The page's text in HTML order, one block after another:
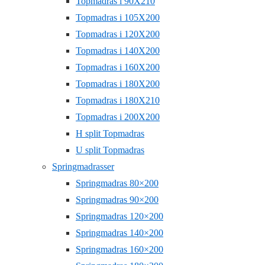
Topmadras i 105X200
Topmadras i 120X200
Topmadras i 140X200
Topmadras i 160X200
Topmadras i 180X200
Topmadras i 180X210
Topmadras i 200X200
H split Topmadras
U split Topmadras
Springmadrasser
Springmadras 80×200
Springmadras 90×200
Springmadras 120×200
Springmadras 140×200
Springmadras 160×200